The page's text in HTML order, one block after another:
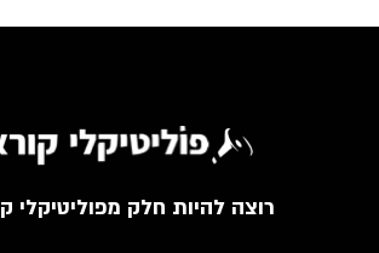
רוצה להיות חלק מפוליטיקלי